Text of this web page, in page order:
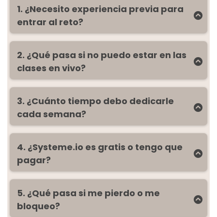
1. ¿Necesito experiencia previa para
entrar al reto?
No. Te enseño todo paso a paso y con plantillas
listas. Aunque seas una "dino-tech", vas a poder
seguirlo sin líos.
2. ¿Qué pasa si no puedo estar en las
clases en vivo?
No pasa nada. Todas las sesiones se graban y
tendrás acceso por 2 meses para verlas cuando
quieras.
3. ¿Cuánto tiempo debo dedicarle
cada semana?
Con 3–5 horas por semana es suficiente:
clase + implementar lo que aprendiste.
4. ¿Systeme.io es gratis o tengo que
pagar?
Systeme.iotiene un plan gratuito para empezar
pero es un poco limitado, te recomiendo que si
te tomas en serio tu negocio inviertas en el plan
más económico o plan básico es solo 17 €/mes.
5. ¿Qué pasa si me pierdo o me
bloqueo?